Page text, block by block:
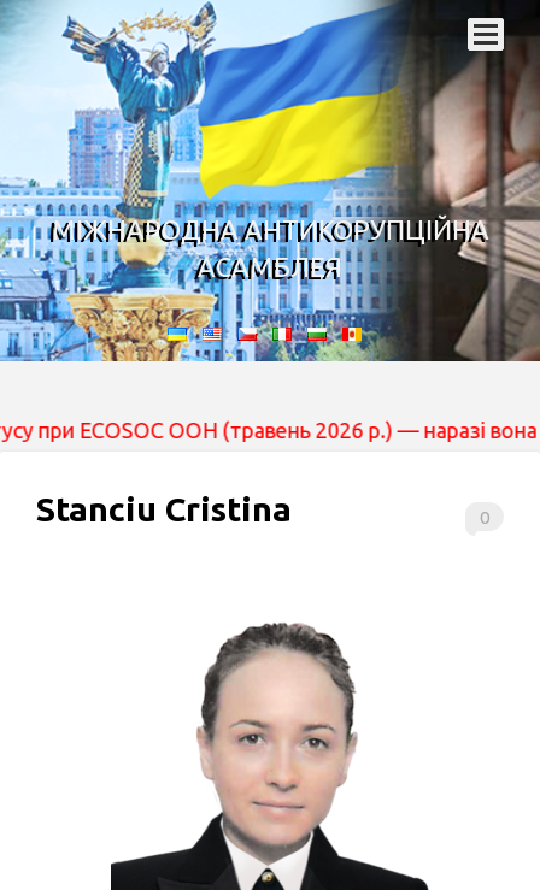
МІЖНАРОДНА АНТИКОРУПЦІЙНА
АСАМБЛЕЯ
ECOSOC ООН (травень 2026 р.) — наразі вона
0
Stanciu Cristina